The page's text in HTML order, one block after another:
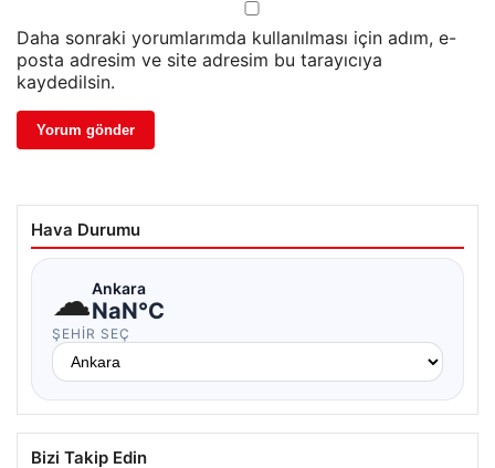
Daha sonraki yorumlarımda kullanılması için adım, e-
posta adresim ve site adresim bu tarayıcıya
kaydedilsin.
Hava Durumu
☁Ankara
NaN°C
ŞEHIR SEÇ
Bizi Takip Edin